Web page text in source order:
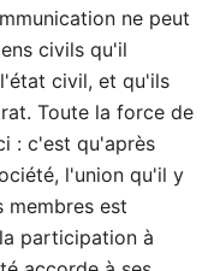
ne peut
civils qu'il
civil, et qu'ils
Toute la force de
: c'est qu'après
l'union qu'il y
membres est
participation à